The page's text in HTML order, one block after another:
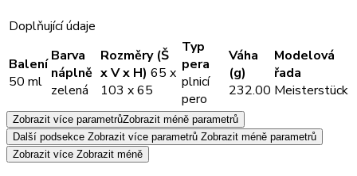
Doplňující údaje
Balení
50 ml
Barva
náplně
zelená
Rozměry (Š
x V x H) 65 x
103 x 65
Typ
pera
plnicí
pero
Váha
(g)
232.00
Modelová
řada
Meisterstück
Zobrazit více parametrůZobrazit méně parametrů
Další podsekce Zobrazit více parametrů Zobrazit méně parametrů
Zobrazit více Zobrazit méně